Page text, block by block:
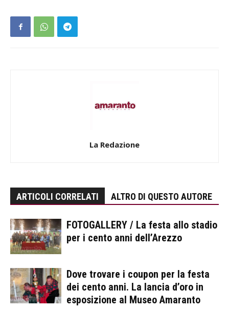
La Redazione
ARTICOLI CORRELATI ALTRO DI QUESTO AUTORE
FOTOGALLERY / La festa allo stadio
per i cento anni dell’Arezzo
Dove trovare i coupon per la festa
dei cento anni. La lancia d’oro in
esposizione al Museo Amaranto